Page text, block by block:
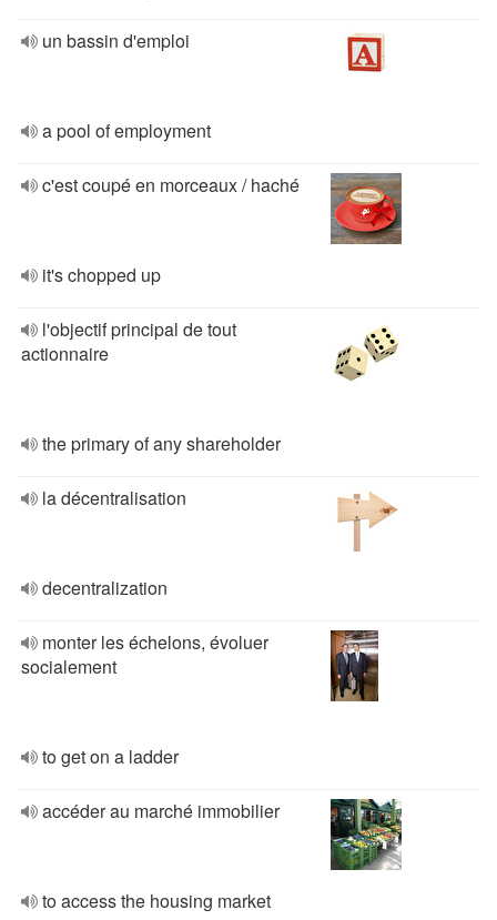
un bassin d'emploi
a pool of employment
c'est coupé en morceaux / haché
it's chopped up
l'objectif principal de tout
actionnaire
the primary of any shareholder
la décentralisation
decentralization
monter les échelons, évoluer
socialement
to get on a ladder
accéder au marché immobilier
to access the housing market